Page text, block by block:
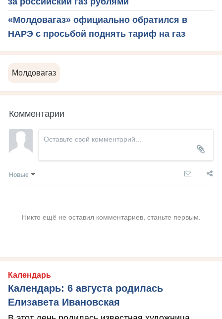
«Молдовагаз» официально обратился в
НАРЭ с просьбой поднять тариф на газ
Молдовагаз
Комментарии
Новые
Никто ещё не оставил комментариев, станьте первым.
Календарь
Календарь: 6 августа родилась
Елизавета Ивановская